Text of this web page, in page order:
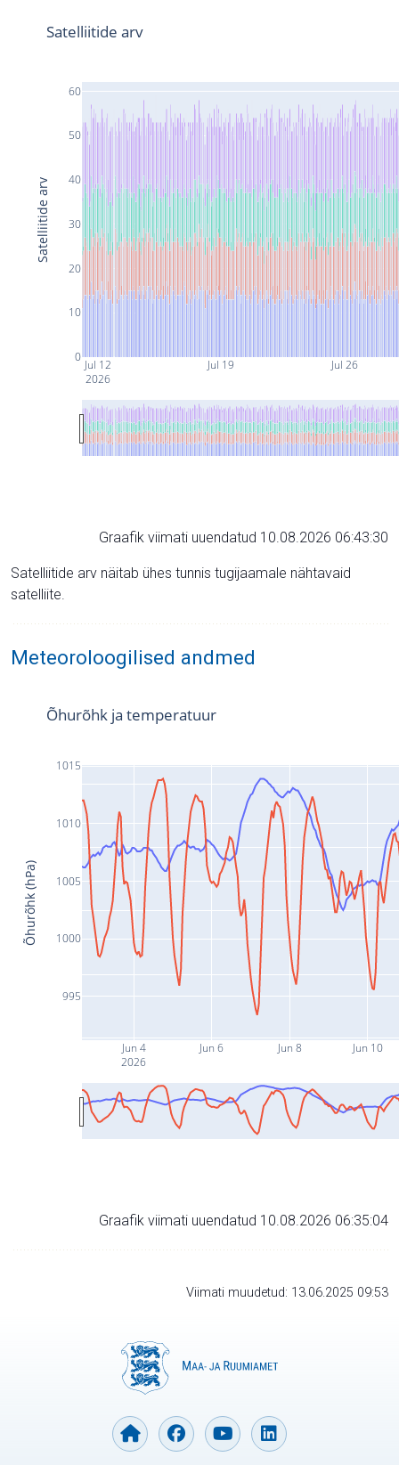
Jul 12
2026
Jul 19 Jul 26
0
10
20
30
40
50
60
Satelliitide arv
Satelliitide arv
Graafik viimati uuendatud 10.08.2026 06:43:30
Satelliitide arv näitab ühes tunnis tugijaamale nähtavaid
satelliite.
Meteoroloogilised andmed
Jun 4
2026
Jun 6 Jun 8 Jun 10
995
1000
1005
1010
1015
Õhurõhk ja temperatuur
Õhurõhk (hPa)
Graafik viimati uuendatud 10.08.2026 06:35:04
Viimati muudetud: 13.06.2025 09:53